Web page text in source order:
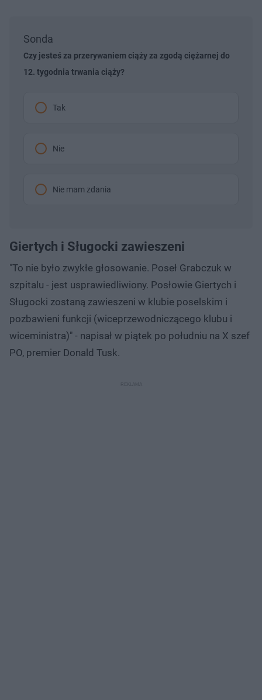
Sonda
Czy jesteś za przerywaniem ciąży za zgodą ciężarnej do
12. tygodnia trwania ciąży?
Tak
Nie
Nie mam zdania
Giertych i Sługocki zawieszeni
"To nie było zwykłe głosowanie. Poseł Grabczuk w
szpitalu - jest usprawiedliwiony. Posłowie Giertych i
Sługocki zostaną zawieszeni w klubie poselskim i
pozbawieni funkcji (wiceprzewodniczącego klubu i
wiceministra)" - napisał w piątek po południu na X szef
PO, premier Donald Tusk.